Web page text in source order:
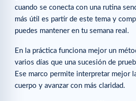
cuando se conecta con una rutina
más útil es partir de este tema y
puedes mantener en tu semana real.
En la práctica funciona mejor un
varios días que una sucesión de
Ese marco permite interpretar mejor
cuerpo y avanzar con más claridad.